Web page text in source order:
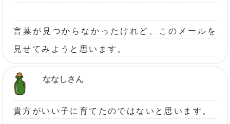
言葉が見つからなかったけれど、このメールを
見せてみようと思います。
ななしさん
貴方がいい子に育てたのではないと思います。